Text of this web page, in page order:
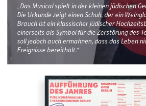
„Das Musical spielt in der kleinen jüdischen
Die Urkunde zeigt einen Schuh, der ein
Brauch ist ein klassischer jüdischer
einerseits als Symbol für die Zerstörung des
soll jedoch auch ermahnen, dass das Leben
Ereignisse bereithält.“